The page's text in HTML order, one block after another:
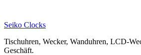
content
Seiko Clocks
Tischuhren, Wecker, Wanduhren, LCD-
Geschäft.